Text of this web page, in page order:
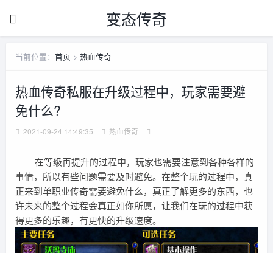
变态传奇
当前位置： 首页 > 热血传奇
热血传奇私服在升级过程中，玩家需要避
免什么?
2021-09-24 14:49:35 热血传奇
在等级再提升的过程中，玩家也需要注意到各种各样的
事情，所以有些问题需要及时避免。在整个玩的过程中，真
正来到单职业传奇需要避免什么，真正了解更多的东西，也
许未来的整个过程会真正如你所愿，让我们在玩的过程中获
得更多的乐趣，有更快的升级速度。